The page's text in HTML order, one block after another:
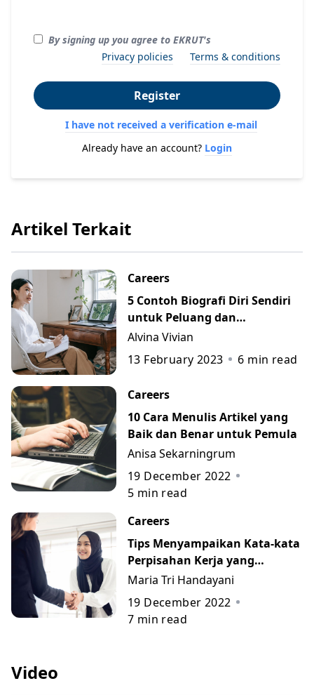
By signing up you agree to EKRUT's
Privacy policies
Terms & conditions
Register
I have not received a verification e-mail
Already have an account? Login
Artikel Terkait
Careers
5 Contoh Biografi Diri Sendiri
untuk Peluang dan
Perkembangan Karier
Alvina Vivian
13 February 2023
6 min read
Careers
10 Cara Menulis Artikel yang
Baik dan Benar untuk Pemula
Anisa Sekarningrum
19 December 2022
5 min read
Careers
Tips Menyampaikan Kata-kata
Perpisahan Kerja yang
Berkesan beserta Contohnya
Maria Tri Handayani
19 December 2022
7 min read
Video